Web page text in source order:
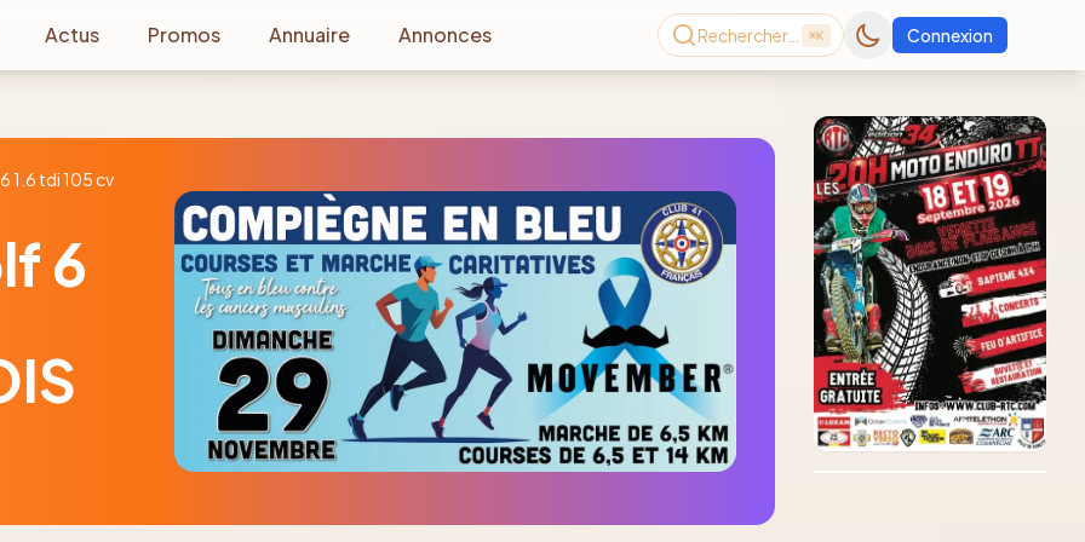
Actus Promos Annuaire Annonces Rechercher… ⌘K Connexion
1.6 tdi 105 cv
6
1/9
Consultez le dernier
magazine en ligne
Août2026